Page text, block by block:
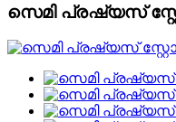
സെമി പ്രഷ്യസ്